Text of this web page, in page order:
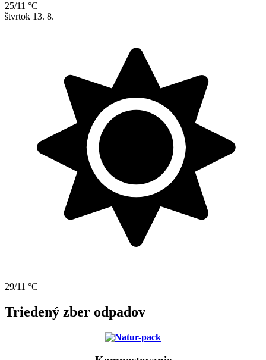
25/11 °C
štvrtok 13. 8.
29/11 °C
Triedený zber odpadov